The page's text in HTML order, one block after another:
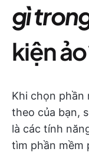
gì
kiện ảo
Khi chọn phần
theo của bạn,
là các tính
tìm phần mềm